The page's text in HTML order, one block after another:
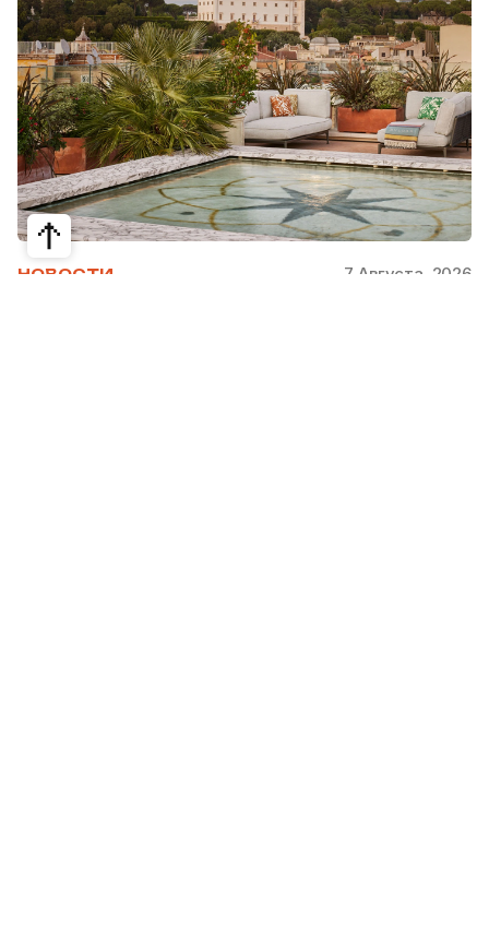
НОВОСТИ 7 Августа, 2026